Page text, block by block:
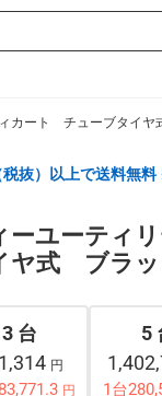
ィカート チューブタイ
抜）以上で送料無料
ーユーティ
ヤ式 ブラ
3 台
円
円
5
1台